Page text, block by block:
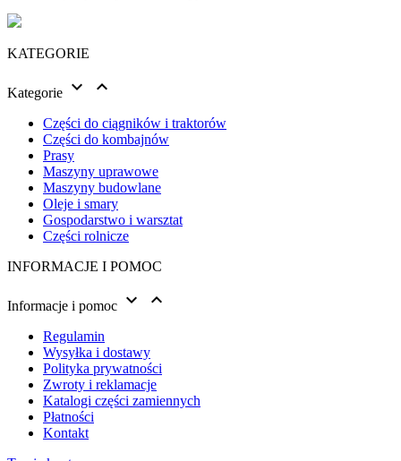
KATEGORIE
Kategorie  
Części do ciągników i traktorów
Części do kombajnów
Prasy
Maszyny uprawowe
Maszyny budowlane
Oleje i smary
Gospodarstwo i warsztat
Części rolnicze
INFORMACJE I POMOC
Informacje i pomoc  
Regulamin
Wysyłka i dostawy
Polityka prywatności
Zwroty i reklamacje
Katalogi części zamiennych
Płatności
Kontakt